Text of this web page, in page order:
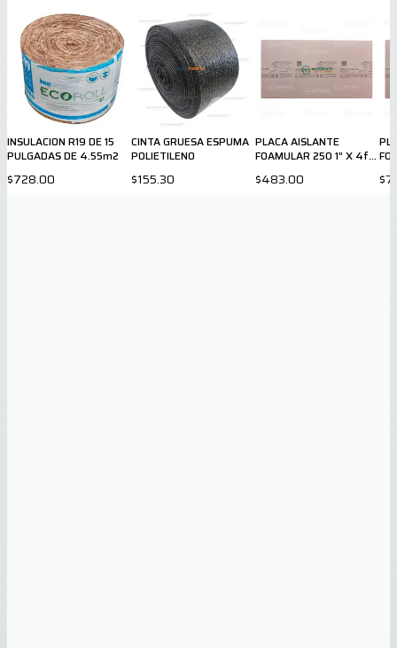
INSULACION R19 DE 15
PULGADAS DE 4.55m2
$728.00
CINTA GRUESA ESPUMA
POLIETILENO
$155.30
PLACA AISLANTE
FOAMULAR 250 1” X 4ft
$483.00